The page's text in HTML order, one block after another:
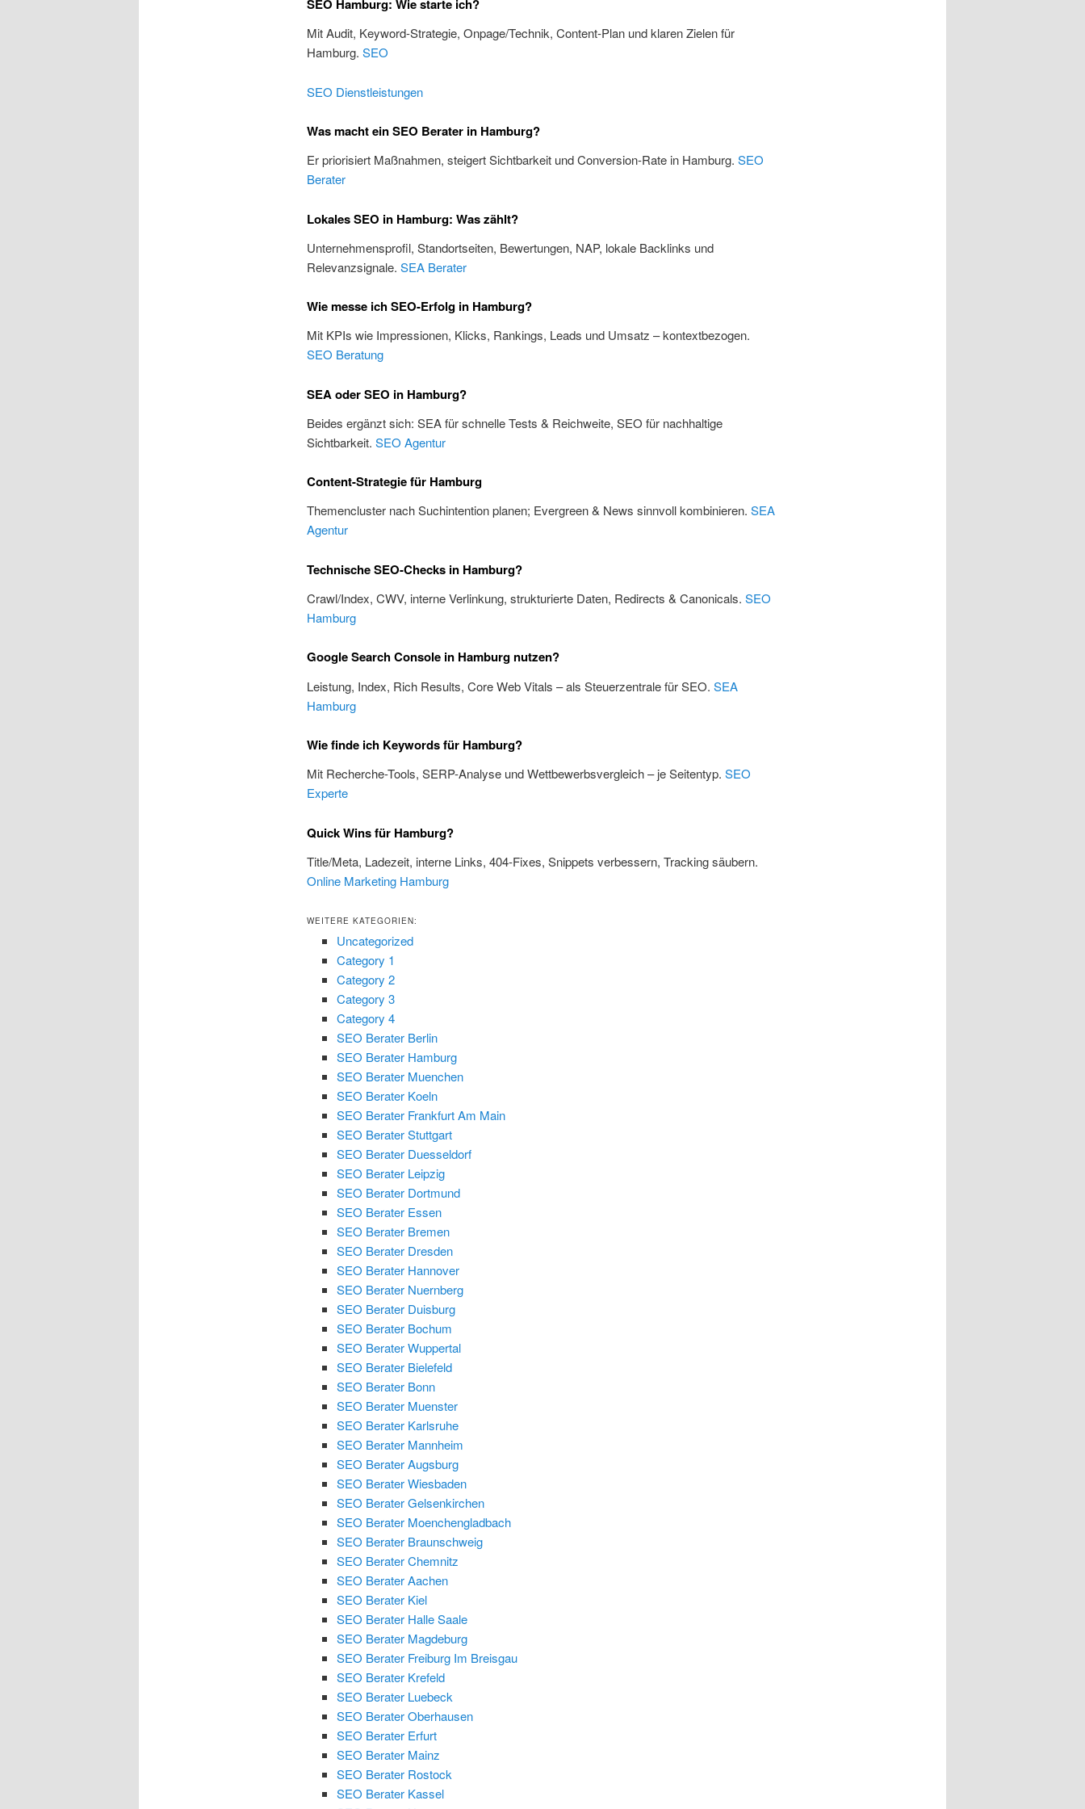
SEO Hamburg: Wie starte ich?
Mit Audit, Keyword-Strategie, Onpage/Technik, Content-Plan und klaren Zielen für
Hamburg. SEO
SEO Dienstleistungen
Was macht ein SEO Berater in Hamburg?
Er priorisiert Maßnahmen, steigert Sichtbarkeit und Conversion-Rate in Hamburg. SEO
Berater
Lokales SEO in Hamburg: Was zählt?
Unternehmensprofil, Standortseiten, Bewertungen, NAP, lokale Backlinks und
Relevanzsignale. SEA Berater
Wie messe ich SEO-Erfolg in Hamburg?
Mit KPIs wie Impressionen, Klicks, Rankings, Leads und Umsatz – kontextbezogen.
SEO Beratung
SEA oder SEO in Hamburg?
Beides ergänzt sich: SEA für schnelle Tests & Reichweite, SEO für nachhaltige
Sichtbarkeit. SEO Agentur
Content-Strategie für Hamburg
Themencluster nach Suchintention planen; Evergreen & News sinnvoll kombinieren. SEA
Agentur
Technische SEO-Checks in Hamburg?
Crawl/Index, CWV, interne Verlinkung, strukturierte Daten, Redirects & Canonicals. SEO
Hamburg
Google Search Console in Hamburg nutzen?
Leistung, Index, Rich Results, Core Web Vitals – als Steuerzentrale für SEO. SEA
Hamburg
Wie finde ich Keywords für Hamburg?
Mit Recherche-Tools, SERP-Analyse und Wettbewerbsvergleich – je Seitentyp. SEO
Experte
Quick Wins für Hamburg?
Title/Meta, Ladezeit, interne Links, 404-Fixes, Snippets verbessern, Tracking säubern.
Online Marketing Hamburg
WEITERE KATEGORIEN:
Uncategorized
Category 1
Category 2
Category 3
Category 4
SEO Berater Berlin
SEO Berater Hamburg
SEO Berater Muenchen
SEO Berater Koeln
SEO Berater Frankfurt Am Main
SEO Berater Stuttgart
SEO Berater Duesseldorf
SEO Berater Leipzig
SEO Berater Dortmund
SEO Berater Essen
SEO Berater Bremen
SEO Berater Dresden
SEO Berater Hannover
SEO Berater Nuernberg
SEO Berater Duisburg
SEO Berater Bochum
SEO Berater Wuppertal
SEO Berater Bielefeld
SEO Berater Bonn
SEO Berater Muenster
SEO Berater Karlsruhe
SEO Berater Mannheim
SEO Berater Augsburg
SEO Berater Wiesbaden
SEO Berater Gelsenkirchen
SEO Berater Moenchengladbach
SEO Berater Braunschweig
SEO Berater Chemnitz
SEO Berater Aachen
SEO Berater Kiel
SEO Berater Halle Saale
SEO Berater Magdeburg
SEO Berater Freiburg Im Breisgau
SEO Berater Krefeld
SEO Berater Luebeck
SEO Berater Oberhausen
SEO Berater Erfurt
SEO Berater Mainz
SEO Berater Rostock
SEO Berater Kassel